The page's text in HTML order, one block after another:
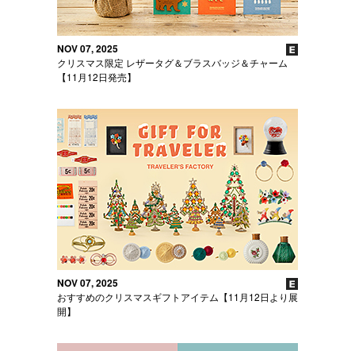
NOV 07, 2025
クリスマス限定 レザータグ＆ブラスバッジ＆チャーム
【11月12日発売】
NOV 07, 2025
おすすめのクリスマスギフトアイテム【11月12日より展
開】